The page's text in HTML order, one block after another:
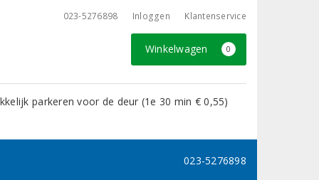
023-5276898 Inloggen Klantenservice
Winkelwagen 0
parkeren voor de deur (1e 30 min € 0,55)
023-5276898